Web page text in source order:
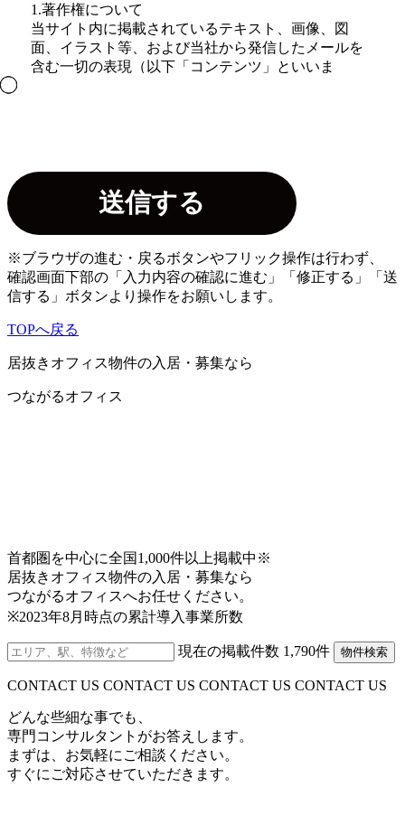
1.著作権について
当サイト内に掲載されているテキスト、画像、図
面、イラスト等、および当社から発信したメールを
含む一切の表現（以下「コンテンツ」といいま
2.リンクについて
当サイトへのリンクは、原則として自由ですが、当
サイトが公開する情報の信頼性が損なわれるおそれ
があるホームページからのリンク等、当社が不適当
と判断する場合にはリンクをお断りすることがござ
います。また、リンク元に対する第三者からの賠償
その他いかなる苦情、請求等について当社は一切の
責任を負いません。
3.免責事項について
かつ正確な情報を掲載するよう努めておりますが、
等について一切の責任を負うものではありません。
また、お客様からのEメールや資料請求等がインター
ネット上の不具合・事故等により当社に着信しなか
った場合、当社はそれに対する一切の責任を負いま
せん。
4.当サイトでご提供するサービスの内容について
当サイトでご提供するサービスの内容については、
をすることがあります。尚、当社は、情報の変更・
中止によって生じるいかなる損害についても責任を
負うものではありません。
※ブラウザの進む・戻るボタンやフリック操作は行わず、
確認画面下部の「入力内容の確認に進む」「修正する」「送
信する」ボタンより操作をお願いします。
TOPへ戻る
居抜きオフィス物件の入居・募集なら
つながるオフィス
首都圏を中心に全国1,000件以上掲載中※
居抜きオフィス物件の入居・募集なら
つながるオフィスへお任せください。
※2023年8月時点の累計導入事業所数
現在の掲載件数 1,790件 物件検索
CONTACT US CONTACT US CONTACT US CONTACT US
どんな些細な事でも、
専門コンサルタントがお答えします。
まずは、お気軽にご相談ください。
すぐにご対応させていただきます。